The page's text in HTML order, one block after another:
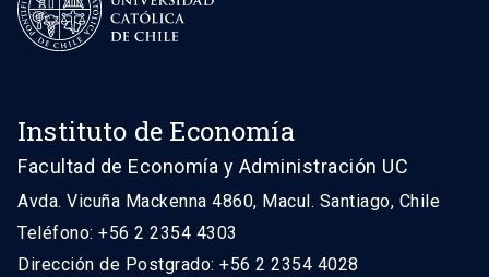
Instituto de Economía
Facultad de Economía y Administración UC
Avda. Vicuña Mackenna 4860, Macul. Santiago, Chile
Teléfono: +56 2 2354 4303
Dirección de Postgrado: +56 2 2354 4028